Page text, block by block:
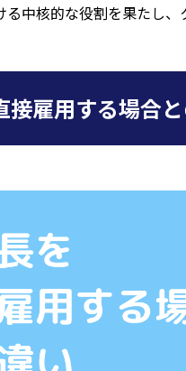
る中核的な役割を果たし
接雇用する場合